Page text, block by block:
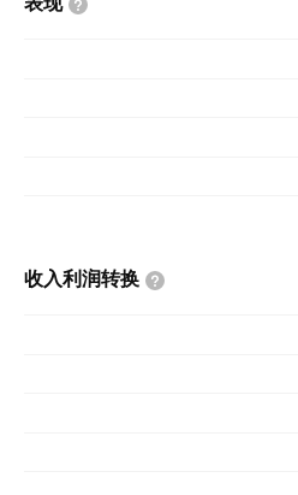
收入利润转换